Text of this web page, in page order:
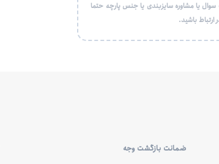
یا مشاوره سایزبندی یا جنس پارچه حتما
باشید.
ضمانت بازگشت وجه